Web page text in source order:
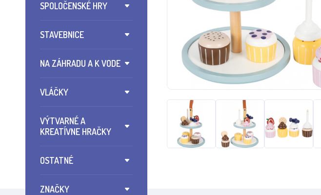
SPOLOČENSKÉ HRY
STAVEBNICE
NA ZÁHRADU A K VODE
VLÁČKY
VÝTVARNÉ A
KREATÍVNE HRAČKY
OSTATNÉ
ZNAČKY